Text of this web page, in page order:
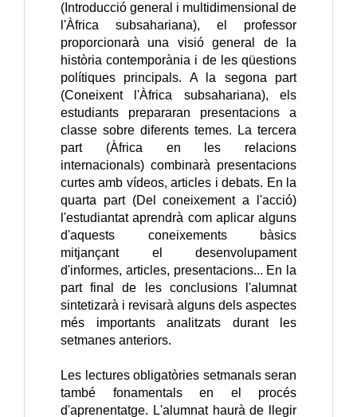
(Introducció general i multidimensional de
l'Àfrica subsahariana), el professor
proporcionarà una visió general de la
història contemporània i de les qüestions
polítiques principals. A la segona part
(Coneixent l'Àfrica subsahariana), els
estudiants prepararan presentacions a
classe sobre diferents temes. La tercera
part (Àfrica en les relacions
internacionals) combinarà presentacions
curtes amb vídeos, articles i debats. En la
quarta part (Del coneixement a l'acció)
l'estudiantat aprendrà com aplicar alguns
d'aquests coneixements bàsics
mitjançant el desenvolupament
d'informes, articles, presentacions... En la
part final de les conclusions l'alumnat
sintetizarà i revisarà alguns dels aspectes
més importants analitzats durant les
setmanes anteriors.
Les lectures obligatòries setmanals seran
també fonamentals en el procés
d'aprenentatge. L'alumnat haurà de llegir